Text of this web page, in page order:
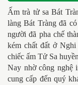
Ấm trà tử sa Bát
làng Bát Tràng đã
người đã pha chế
kém chất đất ở
chiếc ấm Tử Sa
Nay nhờ công nghệ
cung cấp đến quý